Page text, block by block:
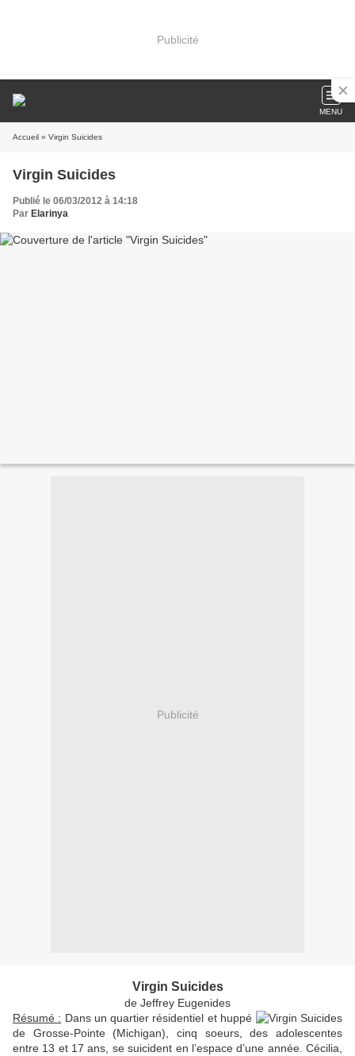
Publicité
MENU
Accueil » Virgin Suicides
Virgin Suicides
Publié le 06/03/2012 à 14:18
Par Elarinya
Publicité
Virgin Suicides
de Jeffrey Eugenides
Résumé : Dans un quartier résidentiel et huppé
de Grosse-Pointe (Michigan), cinq soeurs, des adolescentes
entre 13 et 17 ans, se suicident en l’espace d’une année. Cécilia,